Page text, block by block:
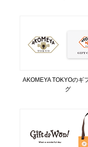
AKOMEYA TOKYOのギ
グ